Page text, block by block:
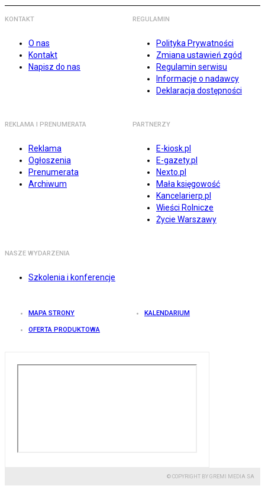
KONTAKT
O nas
Kontakt
Napisz do nas
REGULAMIN
Polityka Prywatności
Zmiana ustawień zgód
Regulamin serwisu
Informacje o nadawcy
Deklaracja dostępności
REKLAMA I PRENUMERATA
Reklama
Ogłoszenia
Prenumerata
Archiwum
PARTNERZY
E-kiosk.pl
E-gazety.pl
Nexto.pl
Mała księgowość
Kancelarierp.pl
Wieści Rolnicze
Życie Warszawy
NASZE WYDARZENIA
Szkolenia i konferencje
MAPA STRONY KALENDARIUM
OFERTA PRODUKTOWA
© COPYRIGHT BY GREMI MEDIA SA